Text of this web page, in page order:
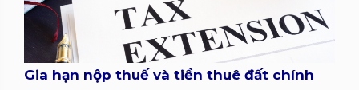
Gia hạn nộp thuế và tiền thuê đất chính